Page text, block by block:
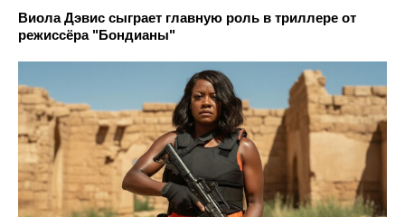
Виола Дэвис сыграет главную роль в триллере от
режиссёра "Бондианы"